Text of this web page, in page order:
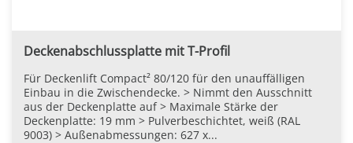
Deckenabschlussplatte mit T-Profil
Für Deckenlift Compact² 80/120 für den unauffälligen
Einbau in die Zwischendecke. > Nimmt den Ausschnitt
aus der Deckenplatte auf > Maximale Stärke der
Deckenplatte: 19 mm > Pulverbeschichtet, weiß (RAL
9003) > Außenabmessungen: 627 x...